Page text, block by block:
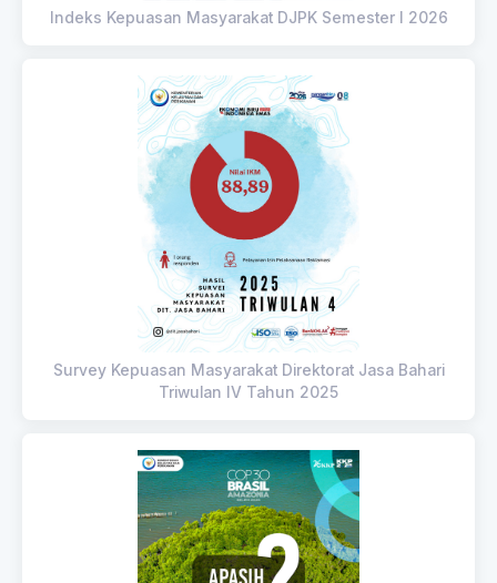
Indeks Kepuasan Masyarakat DJPK Semester I 2026
Survey Kepuasan Masyarakat Direktorat Jasa Bahari
Triwulan IV Tahun 2025